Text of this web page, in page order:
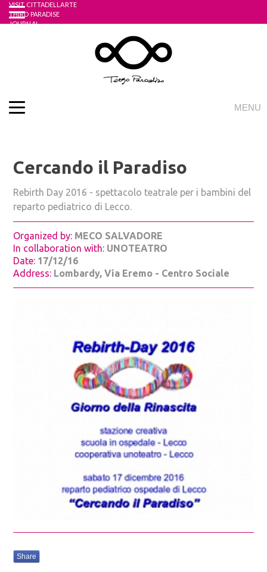
Skip
VISIT CITTADELLARTE
THIRD PARADISE
JOURNAL
English Italian
MENU
THEOREM OF TRINAMICS
THE FORUMS AND THE WORKING SITES
THE ART OF DEMOPRAXY
THE APPLE MADE WHOLE AGAIN
EMBASSIES
ACTIVITIES
REBIRTH FORUM
HAVANA 2015
MILAN 2016
HOW TO TAKE PART
TAKE PART IN A WORKING SITE
ORGANIZE A FORUM
USE OF THE SYMBOL
Cercando il Paradiso
Rebirth Day 2016 - spettacolo teatrale per i bambini del
reparto pediatrico di Lecco.
Organized by: MECO SALVADORE
In collaboration with: UNOTEATRO
Date: 17/12/16
Address: Lombardy, Via Eremo - Centro Sociale
Share